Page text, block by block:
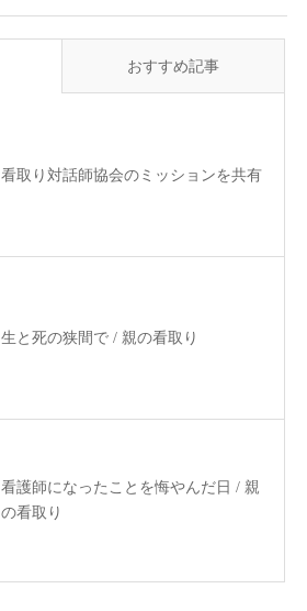
おすすめ記事
看取り対話師協会のミッションを共有
生と死の狭間で / 親の看取り
看護師になったことを悔やんだ日 / 親
の看取り